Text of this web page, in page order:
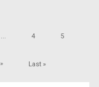
... 4 5
» Last »